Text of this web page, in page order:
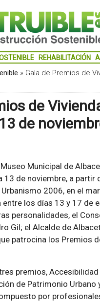
REHABILITACIÓN
» Gala de Premios de
de
de
Municipal de
13 de noviembre, a partir
2006, en el
entre los días 13 y 17
personalidades, el
Gil; el Alcalde de
patrocina los Premios
premios,
de Patrimonio
por